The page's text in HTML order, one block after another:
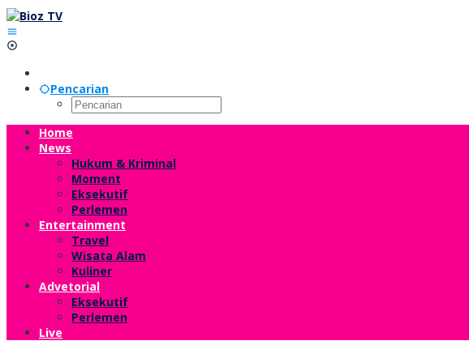
Lewati
ke
konten
Pencarian
Home
News
Hukum & Kriminal
Moment
Eksekutif
Perlemen
Entertainment
Travel
Wisata Alam
Kuliner
Advetorial
Eksekutif
Perlemen
Live